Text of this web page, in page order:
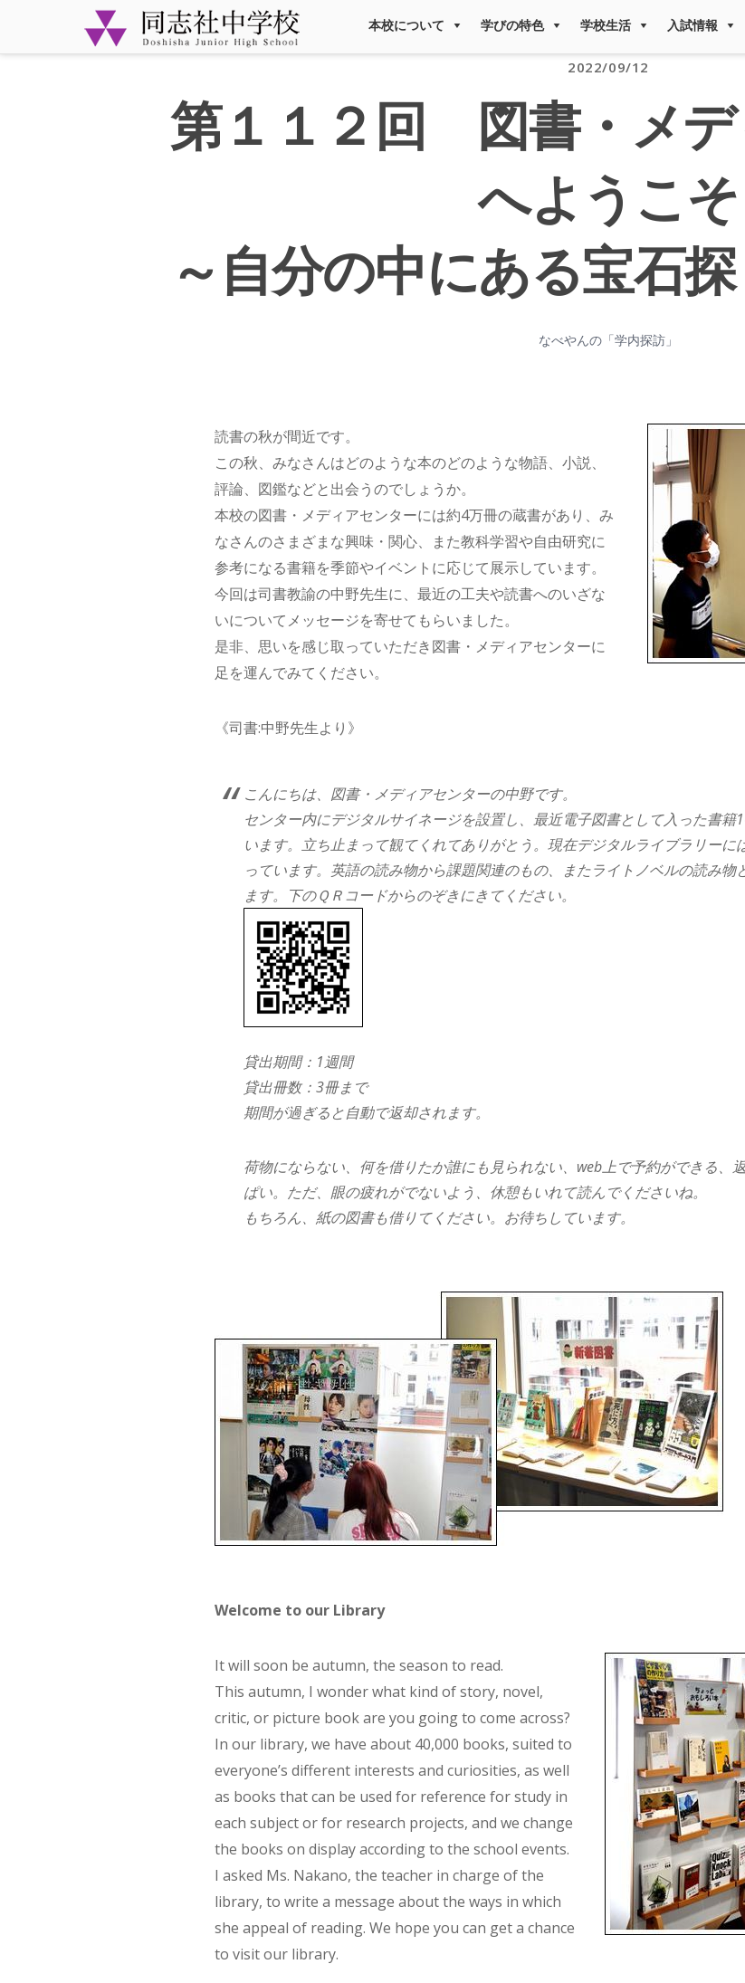
本校について 学びの特色 学校生活 入試情報
2022/09/12
第１１２回 図書・メデ
へようこそ
～自分の中にある宝石
なべやんの「学内探訪」
読書の秋が間近です。
この秋、みなさんはどのような本のどのような物語、小説、
評論、図鑑などと出会うのでしょうか。
本校の図書・メディアセンターには約4万冊の蔵書があり、み
なさんのさまざまな興味・関心、また教科学習や自由研究に
参考になる書籍を季節やイベントに応じて展示しています。
今回は司書教諭の中野先生に、最近の工夫や読書へのいざな
いについてメッセージを寄せてもらいました。
是非、思いを感じ取っていただき図書・メディアセンターに
足を運んでみてください。
《司書:中野先生より》
こんにちは、図書・メディアセンターの中野です。
センター内にデジタルサイネージを設置し、最近電子図書として入った書
います。立ち止まって観てくれてありがとう。現在デジタルライブラリーに
っています。英語の読み物から課題関連のもの、またライトノベルの読み
ます。下のＱＲコードからのぞきにきてください。
貸出期間：1週間
貸出冊数：3冊まで
期間が過ぎると自動で返却されます。
荷物にならない、何を借りたか誰にも見られない、web上で予約ができる、
ぱい。ただ、眼の疲れがでないよう、休憩もいれて読んでくださいね。
もちろん、紙の図書も借りてください。お待ちしています。
Welcome to our Library
It will soon be autumn, the season to read.
This autumn, I wonder what kind of story, novel,
critic, or picture book are you going to come across?
In our library, we have about 40,000 books, suited to
everyone’s different interests and curiosities, as well
as books that can be used for reference for study in
each subject or for research projects, and we change
the books on display according to the school events.
I asked Ms. Nakano, the teacher in charge of the
library, to write a message about the ways in which
she appeal of reading. We hope you can get a chance
to visit our library.